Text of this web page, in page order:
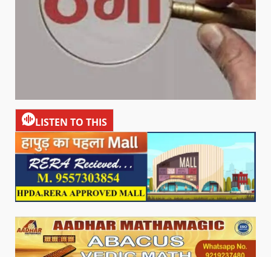
LISTEN TO THIS